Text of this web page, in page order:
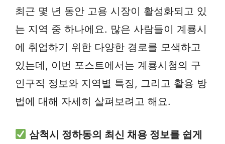
최근 몇 년 동안 고용 시장이 활성화되고 있
는 지역 중 하나에요. 많은 사람들이 계룡시
에 취업하기 위한 다양한 경로를 모색하고
있는데, 이번 포스트에서는 계룡시청의 구
인구직 정보와 지역별 특징, 그리고 활용 방
법에 대해 자세히 살펴보려고 해요.
삼척시 정하동의 최신 채용 정보를 쉽게